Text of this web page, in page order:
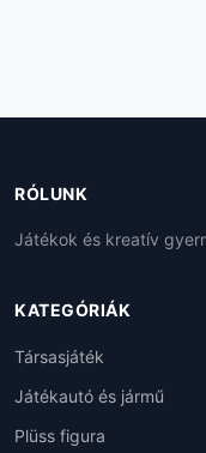
RÓLUNK
Játékok és kreatív
KATEGÓRIÁK
Társasjáték
Játékautó és jármű
Plüss figura